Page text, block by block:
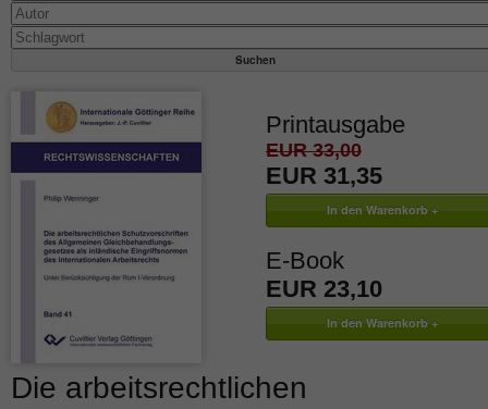
Printausgabe
EUR 33,00
EUR 31,35
E-Book
EUR 23,10
Die arbeitsrechtlichen